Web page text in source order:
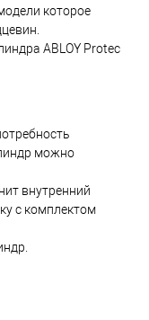
которое
ABLOY Protec
можно
внутренний
с комплектом